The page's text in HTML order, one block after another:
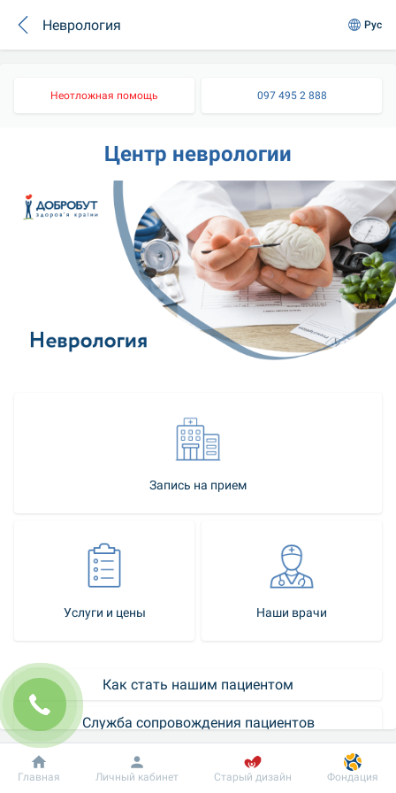
Неврология Рус
Неотложная помощь 097 495 2 888
Центр неврологии
Запись на прием
Услуги и цены Наши врачи
Как стать нашим пациентом
Служба сопровождения пациентов
Контакт-центр
Добробут
Информация Пациенту
Главная Личный кабинет Старый дизайн Фондация